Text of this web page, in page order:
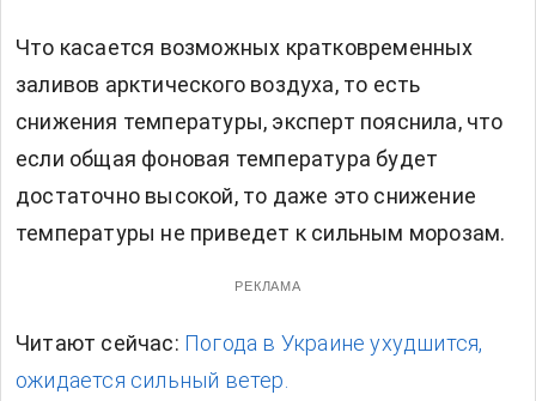
Что касается возможных кратковременных
заливов арктического воздуха, то есть
снижения температуры, эксперт пояснила, что
если общая фоновая температура будет
достаточно высокой, то даже это снижение
температуры не приведет к сильным морозам.
РЕКЛАМА
Читают сейчас: Погода в Украине ухудшится,
ожидается сильный ветер.